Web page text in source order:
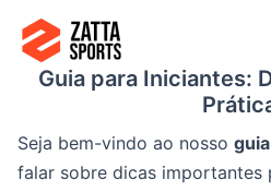
para
Guia para Iniciantes:
Seja bem-vindo ao nosso
falar sobre dicas importantes